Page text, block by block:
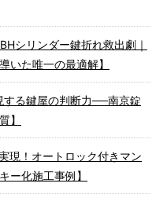
シリンダー鍵折れ救出劇｜
いた唯一の最適解】
する鍵屋の判断力──南京錠
】
現！オートロック付きマン
ー化施工事例】